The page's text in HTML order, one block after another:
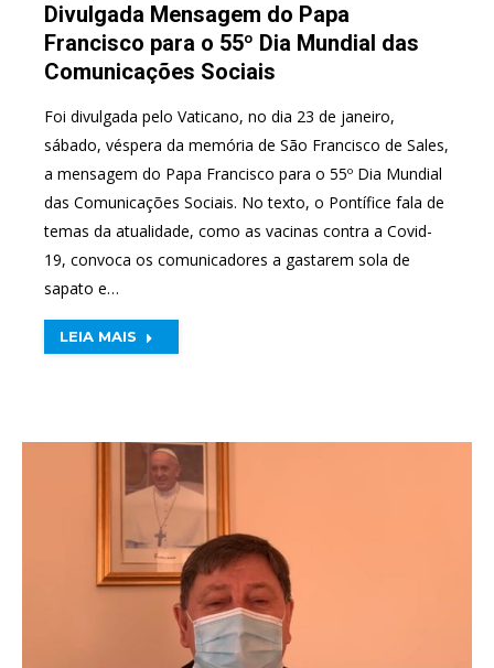
Divulgada Mensagem do Papa
Francisco para o 55º Dia Mundial das
Comunicações Sociais
Foi divulgada pelo Vaticano, no dia 23 de janeiro,
sábado, véspera da memória de São Francisco de Sales,
a mensagem do Papa Francisco para o 55º Dia Mundial
das Comunicações Sociais. No texto, o Pontífice fala de
temas da atualidade, como as vacinas contra a Covid-
19, convoca os comunicadores a gastarem sola de
sapato e…
LEIA MAIS